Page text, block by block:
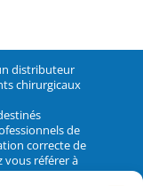
distributeur
chirurgicaux
de
correcte de
vous référer à